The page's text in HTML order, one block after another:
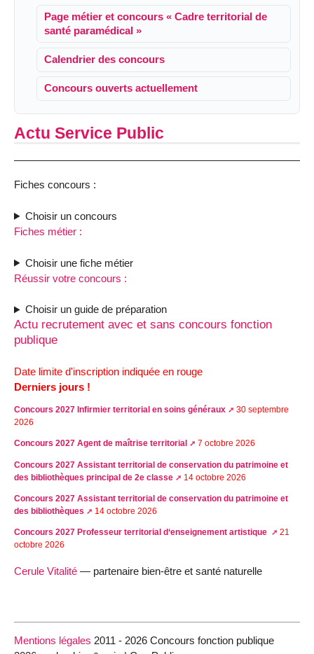
Page métier et concours « Cadre territorial de
santé paramédical »
Calendrier des concours
Concours ouverts actuellement
Actu Service Public
Fiches concours :
Choisir un concours
Fiches métier :
Choisir une fiche métier
Réussir votre concours :
Choisir un guide de préparation
Actu recrutement avec et sans concours fonction
publique
Date limite d'inscription indiquée en rouge
Derniers jours !
Concours 2027 Infirmier territorial en soins généraux
30 septembre
2026
Concours 2027 Agent de maîtrise territorial 7 octobre 2026
Concours 2027 Assistant territorial de conservation du patrimoine et
des bibliothèques principal de 2e classe
14 octobre 2026
Concours 2027 Assistant territorial de conservation du patrimoine et
des bibliothèques
14 octobre 2026
Concours 2027 Professeur territorial d‘enseignement artistique
21
octobre 2026
Cerule Vitalité — partenaire bien-être et santé naturelle
Mentions légales 2011 - 2026 Concours fonction publique